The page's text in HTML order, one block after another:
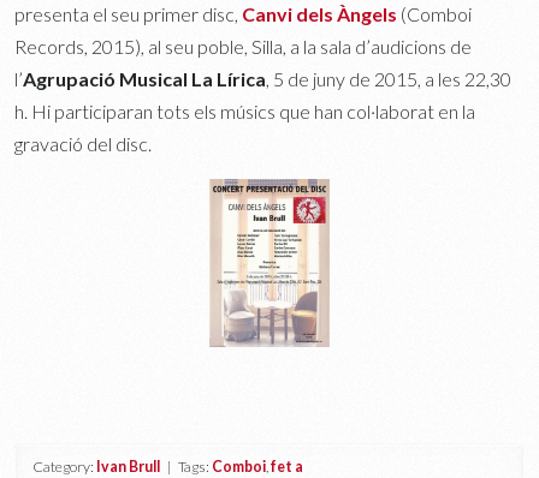
presenta el seu primer disc, Canvi dels Àngels (Comboi
Records, 2015), al seu poble, Silla, a la sala d’audicions de
l’Agrupació Musical La Lírica, 5 de juny de 2015, a les 22,30
h. Hi participaran tots els músics que han col·laborat en la
gravació del disc.
Category: Ivan Brull | Tags: Comboi,fet a